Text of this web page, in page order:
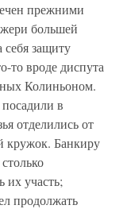
прежними
большей
себя защиту
то вроде диспута
Колиньоном.
в
отделились от
кружок. Банкиру
их участь;
продолжать